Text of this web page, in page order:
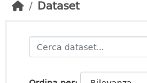
Dataset